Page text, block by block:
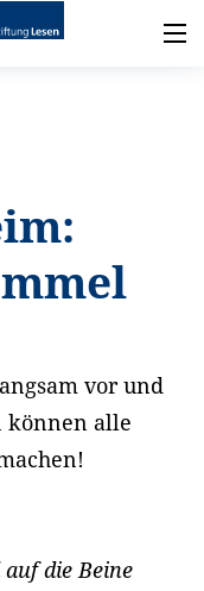
vor und
können alle
die Beine